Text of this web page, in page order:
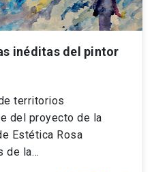
inéditas del pintor
territorios
del proyecto de la
Estética Rosa
de la…